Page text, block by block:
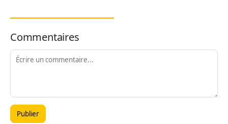
Commentaires
Publier